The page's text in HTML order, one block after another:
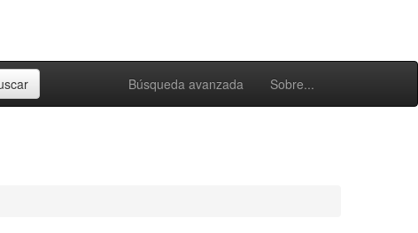
Búsqueda avanzada Sobre...